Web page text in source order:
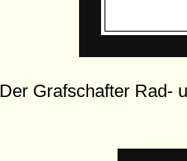
Der Grafschafter Rad-